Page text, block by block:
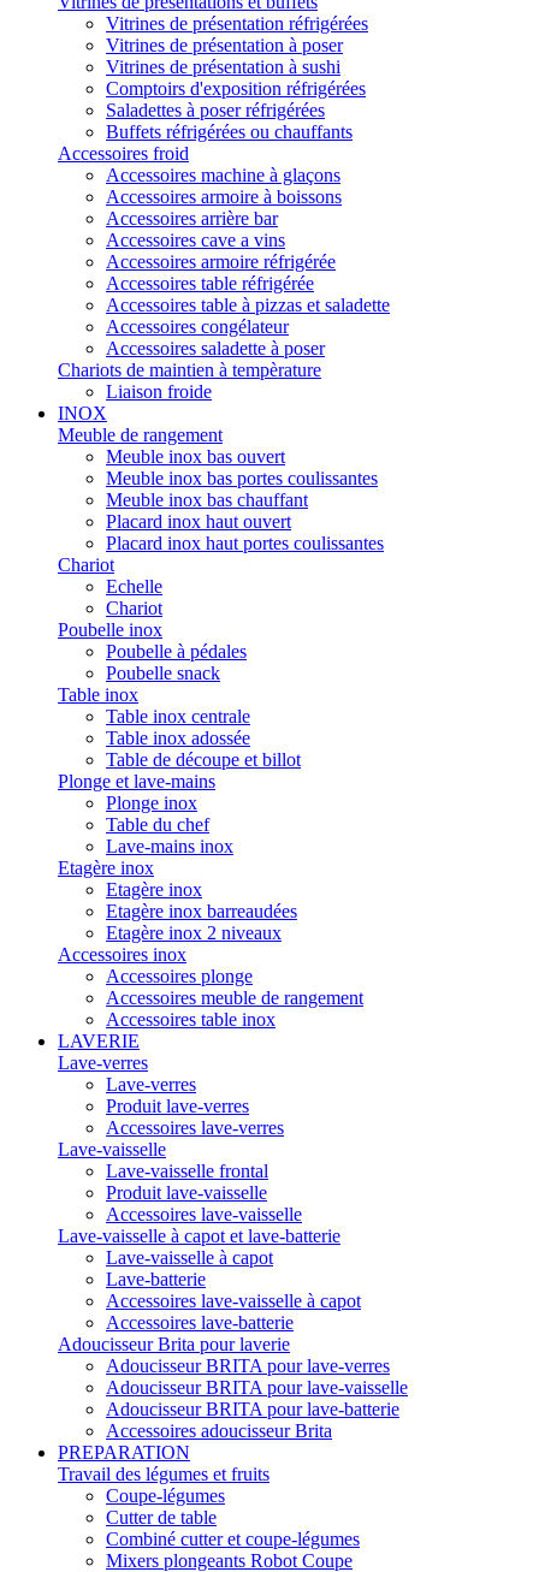
Vitrines de présentation réfrigérées
Vitrines de présentation à poser
Vitrines de présentation à sushi
Comptoirs d'exposition réfrigérées
Saladettes à poser réfrigérées
Buffets réfrigérées ou chauffants
Accessoires froid
Accessoires machine à glaçons
Accessoires armoire à boissons
Accessoires arrière bar
Accessoires cave a vins
Accessoires armoire réfrigérée
Accessoires table réfrigérée
Accessoires table à pizzas et saladette
Accessoires congélateur
Accessoires saladette à poser
Chariots de maintien à tempèrature
Liaison froide
INOX
Meuble de rangement
Meuble inox bas ouvert
Meuble inox bas portes coulissantes
Meuble inox bas chauffant
Placard inox haut ouvert
Placard inox haut portes coulissantes
Chariot
Echelle
Chariot
Poubelle inox
Poubelle à pédales
Poubelle snack
Table inox
Table inox centrale
Table inox adossée
Table de découpe et billot
Plonge et lave-mains
Plonge inox
Table du chef
Lave-mains inox
Etagère inox
Etagère inox
Etagère inox barreaudées
Etagère inox 2 niveaux
Accessoires inox
Accessoires plonge
Accessoires meuble de rangement
Accessoires table inox
LAVERIE
Lave-verres
Lave-verres
Produit lave-verres
Accessoires lave-verres
Lave-vaisselle
Lave-vaisselle frontal
Produit lave-vaisselle
Accessoires lave-vaisselle
Lave-vaisselle à capot et lave-batterie
Lave-vaisselle à capot
Lave-batterie
Accessoires lave-vaisselle à capot
Accessoires lave-batterie
Adoucisseur Brita pour laverie
Adoucisseur BRITA pour lave-verres
Adoucisseur BRITA pour lave-vaisselle
Adoucisseur BRITA pour lave-batterie
Accessoires adoucisseur Brita
PREPARATION
Travail des légumes et fruits
Coupe-légumes
Cutter de table
Combiné cutter et coupe-légumes
Mixers plongeants Robot Coupe